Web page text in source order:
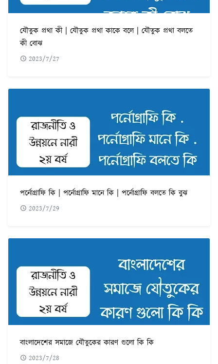
যৌতুক প্রথা কী | যৌতুক প্রথা কাকে বলে | যৌতুক প্রথা বলতে
কী বোঝ
2023/7/27
পর্নোগ্রাফি কি | পর্নোগ্রাফি মানে কি | পর্নোগ্রাফি বলতে কি বুঝ
2023/7/29
বাংলাদেশের সমাজে যৌতুকের কারণ গুলো কি কি
2023/7/28